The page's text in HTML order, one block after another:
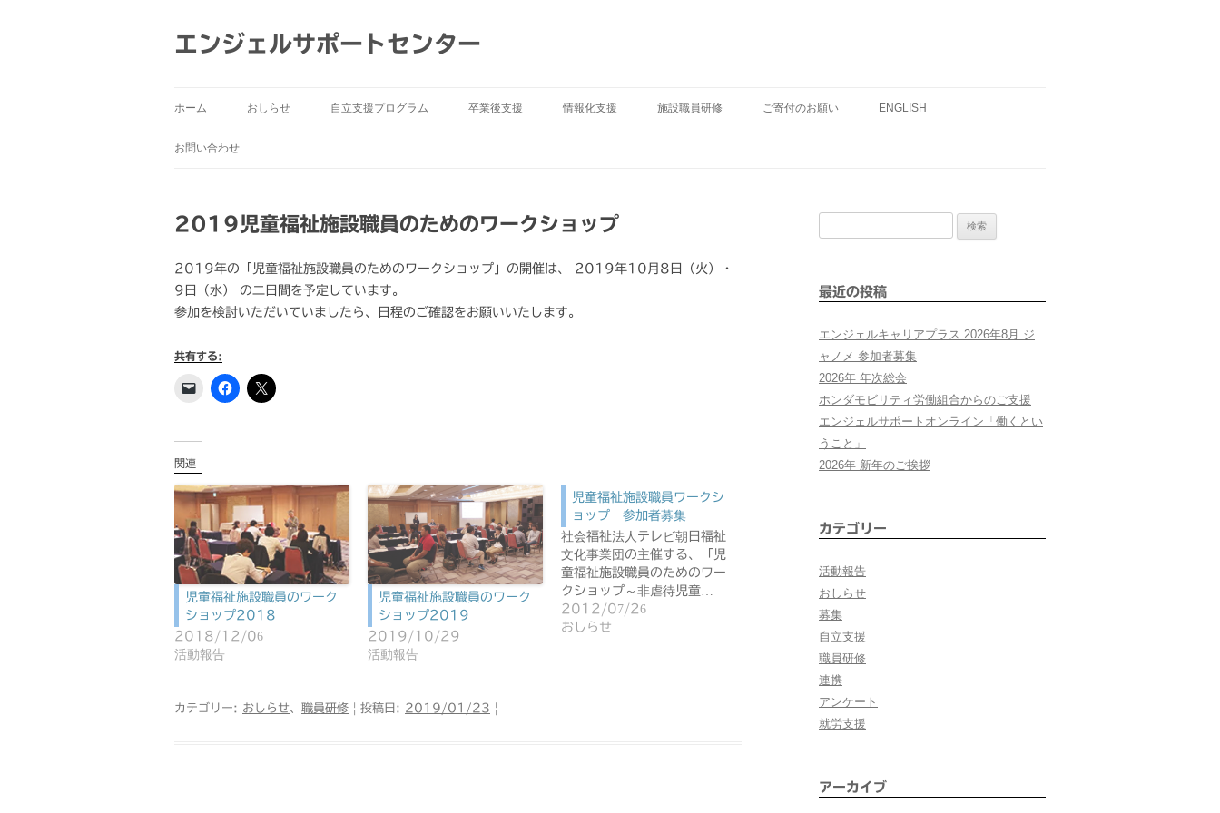
ン
ツ
ッ
エンジェルサポートセンター
ホーム おしらせ 自立支援プログラム 卒業後支援 情報化支援 施設職員研修 ご寄付のお願い ENGLISH
お問い合わせ
2019児童福祉施設職員のためのワークショップ
2019年の「児童福祉施設職員のためのワークショップ」の開催は、 2019年10月8日（火）・
9日（水） の二日間を予定しています。
参加を検討いただいていましたら、日程のご確認をお願いいたします。
共有する:
関連
児童福祉施設職員のワーク
ショップ2018
2018/12/06
活動報告
児童福祉施設職員のワーク
ショップ2019
2019/10/29
活動報告
児童福祉施設職員ワークシ
ョップ 参加者募集
社会福祉法人テレビ朝日福祉
文化事業団の主催する、「児
童福祉施設職員のためのワー
クショップ～非虐待児童…
2012/07/26
おしらせ
カテゴリー: おしらせ、 職員研修 | 投稿日: 2019/01/23 |
最近の投稿
エンジェルキャリアプラス 2026年8月 ジ
ャノメ 参加者募集
2026年 年次総会
ホンダモビリティ労働組合からのご支援
エンジェルサポートオンライン「働くとい
うこと」
2026年 新年のご挨拶
カテゴリー
活動報告
おしらせ
募集
自立支援
職員研修
連携
アンケート
就労支援
アーカイブ